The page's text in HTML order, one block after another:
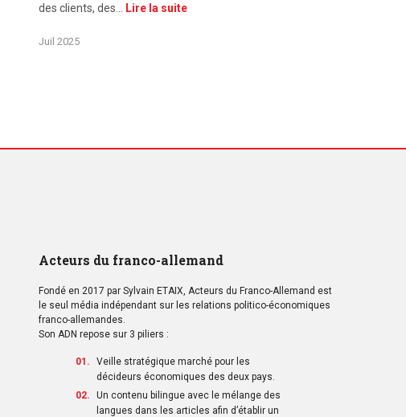
des clients, des…
Lire la suite
Juil 2025
Acteurs du franco-allemand
Fondé en 2017 par Sylvain ETAIX, Acteurs du Franco-Allemand est
le seul média indépendant sur les relations politico-économiques
franco-allemandes.
Son ADN repose sur 3 piliers :
Veille stratégique marché pour les
décideurs économiques des deux pays.
Un contenu bilingue avec le mélange des
langues dans les articles afin d’établir un